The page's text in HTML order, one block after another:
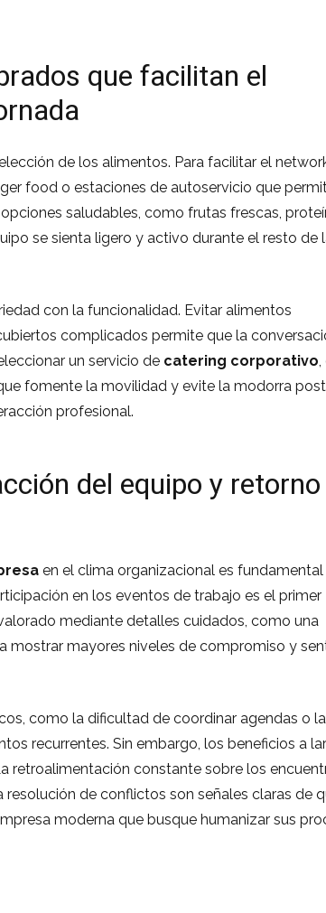
que facilitan el
de los alimentos. Para facilitar el
food o estaciones de autoservicio que
saludables, como frutas frescas,
se sienta ligero y activo durante el resto de
con la funcionalidad. Evitar alimentos
complicados permite que la
un servicio de catering corporativo,
fomente la movilidad y evite la modorra
profesional.
del equipo y
en el clima organizacional es fundamental
en los eventos de trabajo es el primer
mediante detalles cuidados, como una
mostrar mayores niveles de compromiso y
como la dificultad de coordinar agendas o la
recurrentes. Sin embargo, los beneficios a
retroalimentación constante sobre los
resolución de conflictos son señales claras de
moderna que busque humanizar sus